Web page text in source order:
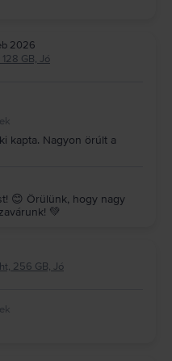
2026
GB, Jó
kapta. Nagyon örúlt a
😊 Örülünk, hogy nagy
💚
256 GB, Jó